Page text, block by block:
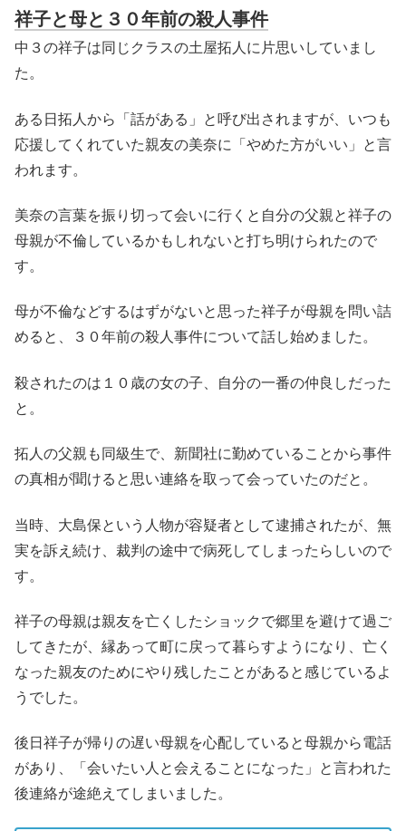
祥子と母と３０年前の殺人事件
中３の祥子は同じクラスの土屋拓人に片思いしていまし
た。
ある日拓人から「話がある」と呼び出されますが、いつも
応援してくれていた親友の美奈に「やめた方がいい」と言
われます。
美奈の言葉を振り切って会いに行くと自分の父親と祥子の
母親が不倫しているかもしれないと打ち明けられたので
す。
母が不倫などするはずがないと思った祥子が母親を問い詰
めると、３０年前の殺人事件について話し始めました。
殺されたのは１０歳の女の子、自分の一番の仲良しだった
と。
拓人の父親も同級生で、新聞社に勤めていることから事件
の真相が聞けると思い連絡を取って会っていたのだと。
当時、大島保という人物が容疑者として逮捕されたが、無
実を訴え続け、裁判の途中で病死してしまったらしいので
す。
祥子の母親は親友を亡くしたショックで郷里を避けて過ご
してきたが、縁あって町に戻って暮らすようになり、亡く
なった親友のためにやり残したことがあると感じているよ
うでした。
後日祥子が帰りの遅い母親を心配していると母親から電話
があり、「会いたい人と会えることになった」と言われた
後連絡が途絶えてしまいました。